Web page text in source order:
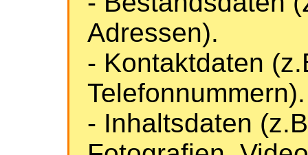
Adressen).
- Kontaktdaten
Telefonnummern).
- Inhaltsdaten